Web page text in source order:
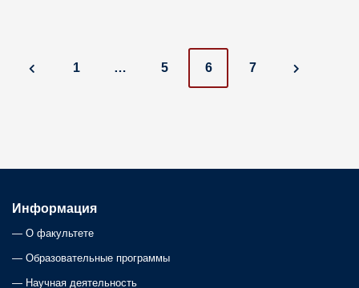
P
t
s
n
1 … 5 6 7
Информация
— О факультете
— Образовательные программы
— Научная деятельность